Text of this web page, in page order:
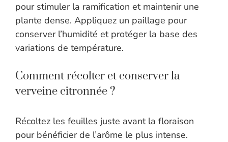
pour stimuler la ramification et maintenir une
plante dense. Appliquez un paillage pour
conserver l’humidité et protéger la base des
variations de température.
Comment récolter et conserver la
verveine citronnée ?
Récoltez les feuilles juste avant la floraison
pour bénéficier de l’arôme le plus intense.